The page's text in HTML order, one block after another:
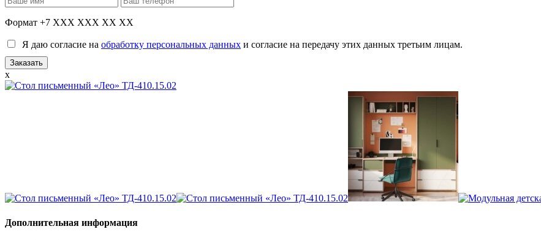
Формат +7 XXX XXX XX XX
Я даю согласие на обработку персональных данных и согласие на передачу этих данных третьим лицам.
x
Дополнительная информация